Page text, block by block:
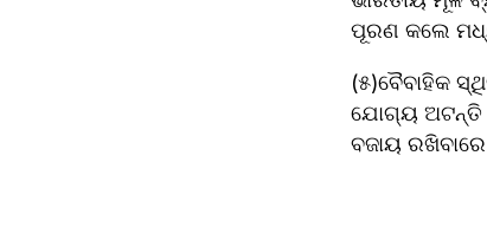
ପୂରଣ କଲେ
(୫)ବୈବାହିକ
ଯୋଗ୍ୟ ଅଟନ୍ତି |
ବଜାୟ ରଖିବାରେ